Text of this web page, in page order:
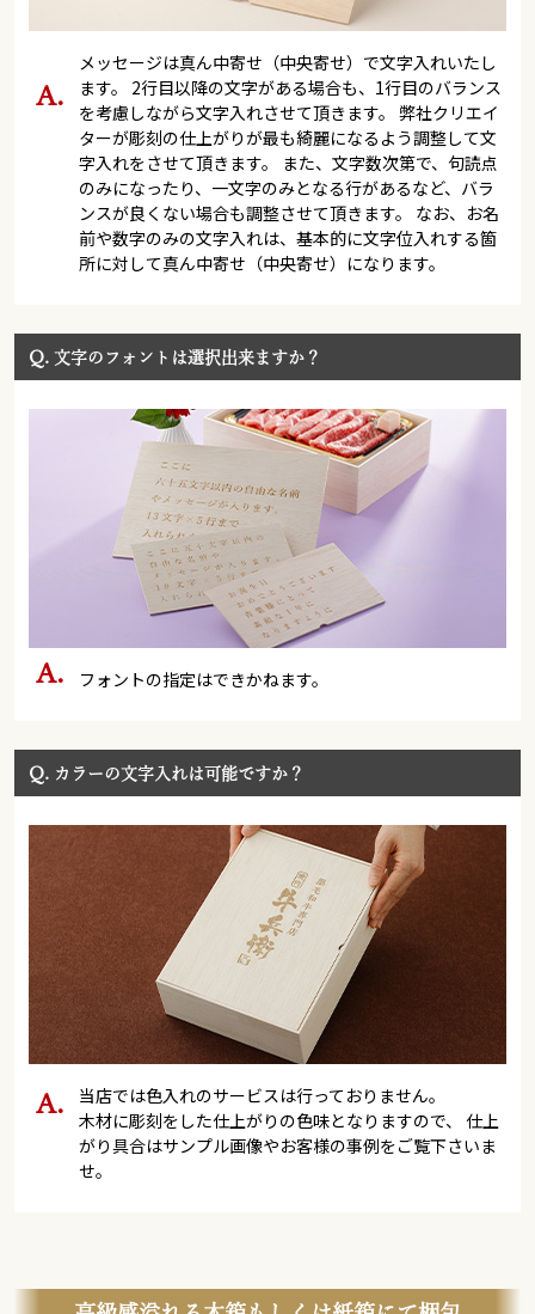
メッセージは真ん中寄せ（中央寄せ）で文字入れいたし
ます。 2行目以降の文字がある場合も、1行目のバランス
を考慮しながら文字入れさせて頂きます。 弊社クリエイ
ターが彫刻の仕上がりが最も綺麗になるよう調整して文
字入れをさせて頂きます。 また、文字数次第で、句読点
のみになったり、一文字のみとなる行があるなど、バラ
ンスが良くない場合も調整させて頂きます。 なお、お名
前や数字のみの文字入れは、基本的に文字位入れする箇
所に対して真ん中寄せ（中央寄せ）になります。
Q. 文字のフォントは選択出来ますか？
フォントの指定はできかねます。
Q. カラーの文字入れは可能ですか？
当店では色入れのサービスは行っておりません。
木材に彫刻をした仕上がりの色味となりますので、 仕上
がり具合はサンプル画像やお客様の事例をご覧下さいま
せ。